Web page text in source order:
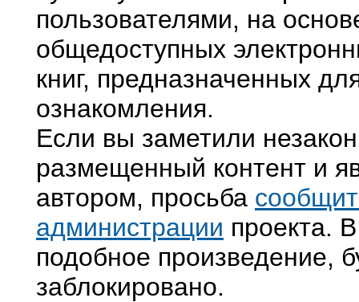
пользователями, на
общедоступных
книг, предназначенных
ознакомления.
Если вы заметили
размещенный контент и
автором, просьба
администрации проекта.
подобное произведение,
заблокировано.